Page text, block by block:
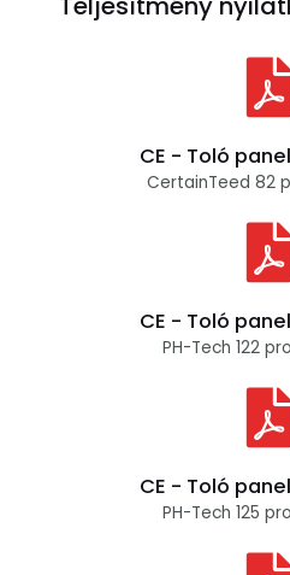
CE - Toló
CertainTeed 82
CE - Toló
PH-Tech 122
CE - Toló
PH-Tech 125